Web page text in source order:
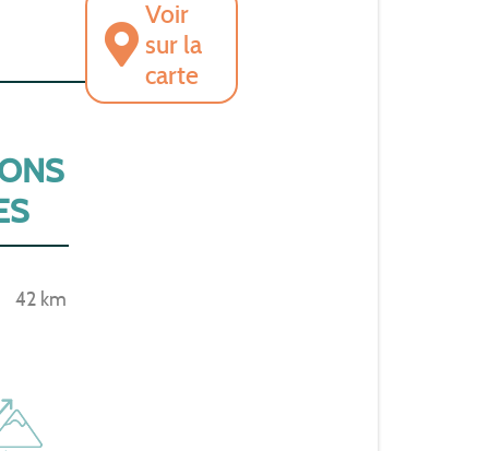
Voir
sur la
carte
42 km